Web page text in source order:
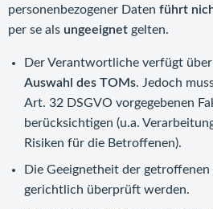
personenbezogener Daten führt
per se als ungeeignet gelten.
Der Verantwortliche verfügt
Auswahl des TOMs. Jedoch
Art. 32 DSGVO vorgegebenen
berücksichtigen (u.a.
Risiken für die Betroffenen).
Die Geeignetheit der
gerichtlich überprüft werden.